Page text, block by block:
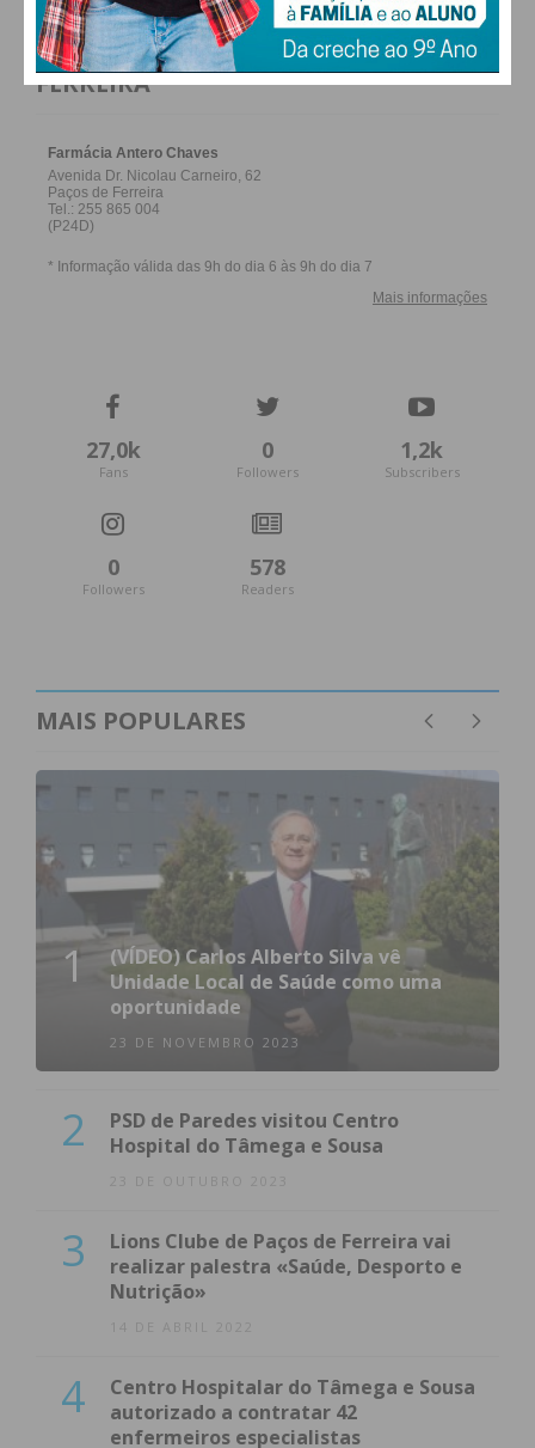
FARMACIAS DE SERVIÇO EM PAÇOS DE
FERREIRA
27,0k
Fans
0
Followers
1,2k
Subscribers
0
Followers
578
Readers
MAIS POPULARES
1
(VÍDEO) Carlos Alberto Silva vê
Unidade Local de Saúde como uma
oportunidade
23 DE NOVEMBRO 2023
2
PSD de Paredes visitou Centro
Hospital do Tâmega e Sousa
23 DE OUTUBRO 2023
3
Lions Clube de Paços de Ferreira vai
realizar palestra «Saúde, Desporto e
Nutrição»
14 DE ABRIL 2022
4
Centro Hospitalar do Tâmega e Sousa
autorizado a contratar 42
enfermeiros especialistas